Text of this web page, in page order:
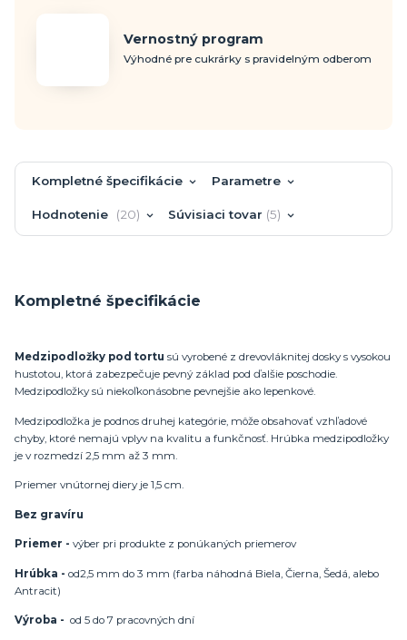
Vernostný program
Výhodné pre cukrárky s pravidelným odberom
Kompletné špecifikácie Parametre
Hodnotenie 20 Súvisiaci tovar 5
Kompletné špecifikácie
Medzipodložky pod tortu sú vyrobené z drevovláknitej dosky s vysokou
hustotou, ktorá zabezpečuje pevný základ pod ďalšie poschodie.
Medzipodložky sú niekoľkonásobne pevnejšie ako lepenkové.
Medzipodložka je podnos druhej kategórie, môže obsahovať vzhľadové
chyby, ktoré nemajú vplyv na kvalitu a funkčnosť. Hrúbka medzipodložky
je v rozmedzí 2,5 mm až 3 mm.
Priemer vnútornej diery je 1,5 cm.
Bez gravíru
Priemer - výber pri produkte z ponúkaných priemerov
Hrúbka - od2,5 mm do 3 mm (farba náhodná Biela, Čierna, Šedá, alebo
Antracit)
Výroba - od 5 do 7 pracovných dní